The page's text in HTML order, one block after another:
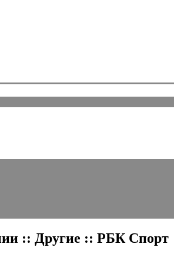
:: Другие :: РБК Спорт